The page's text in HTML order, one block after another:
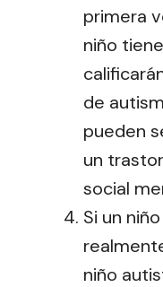
primera
niño
de
pueden
un
social
Si un
niño